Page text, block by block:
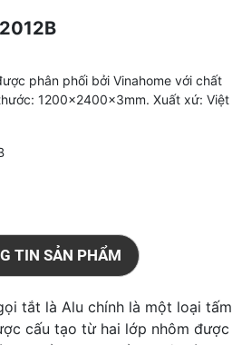
phân phối bởi Vinahome với chất
1200x2400x3mm. Xuất xứ: Việt
TIN SẢN PHẨM
tắt là Alu chính là một loại tấm
cấu tạo từ hai lớp nhôm được